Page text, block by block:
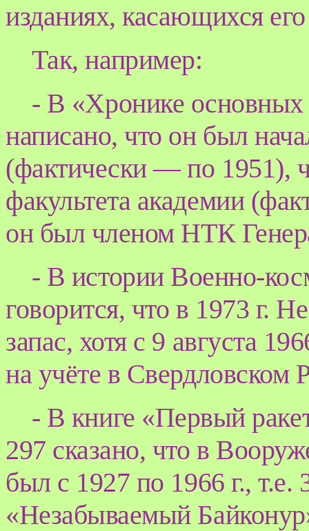
изданиях, касающихся
Так, например:
- В «Хронике
написано, что он был
(фактически — по 1951),
факультета академии
он был членом НТК
- В истории Военно-
говорится, что в 1973 г.
запас, хотя с 9 августа
на учёте в
- В книге «Первый
297 сказано, что в
был с 1927 по 1966 г., т.е.
«Незабываемый